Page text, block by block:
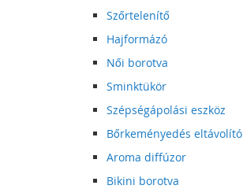
Szőrtelenítő
Hajformázó
Női borotva
Sminktükör
Szépségápolási eszköz
Bőrkeményedés eltávolító
Aroma diffúzor
Bikini borotva